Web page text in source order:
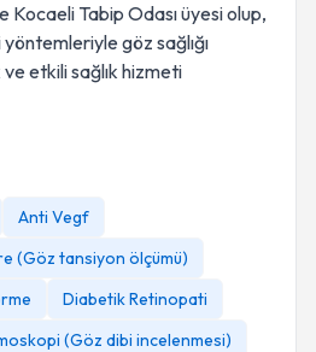
Tabip Odası üyesi olup,
göz sağlığı
etkili sağlık hizmeti
Anti Vegf
(Göz tansiyon ölçümü)
Diabetik Retinopati
(Göz dibi incelenmesi)